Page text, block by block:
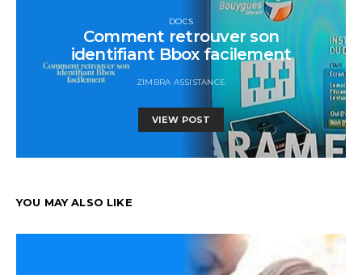
DOCS
Comment retrouver son
identifiant Bbox facilement
ZIMBRA ASSISTANCE
VIEW POST
YOU MAY ALSO LIKE